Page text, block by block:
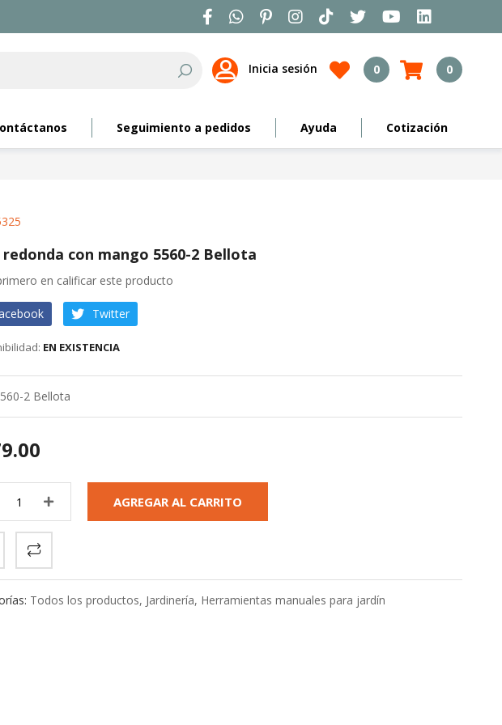
Search
Inicia sesión 0 0
Seguimiento a pedidos Ayuda Cotización
redonda con mango 5560-2 Bellota
en calificar este producto
Twitter
EN EXISTENCIA
2 Bellota
AGREGAR AL CARRITO
Todos los productos, Jardinería, Herramientas manuales para jardín